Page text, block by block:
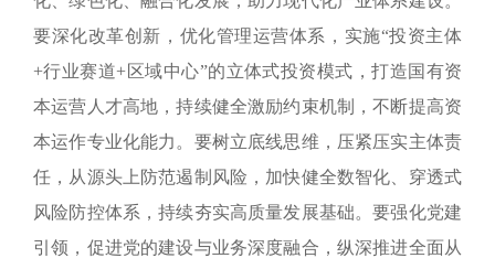
要深化改革创新，优化管理运营体系，实施“投资主体
+行业赛道+区域中心”的立体式投资模式，打造国有资
本运营人才高地，持续健全激励约束机制，不断提高资
本运作专业化能力。要树立底线思维，压紧压实主体责
任，从源头上防范遏制风险，加快健全数智化、穿透式
风险防控体系，持续夯实高质量发展基础。要强化党建
引领，促进党的建设与业务深度融合，纵深推进全面从